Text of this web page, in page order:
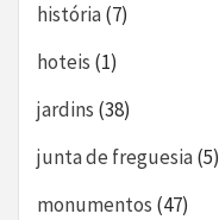
história(7)
hoteis (1)
jardins (38)
junta de freguesia(5)
monumentos (47)